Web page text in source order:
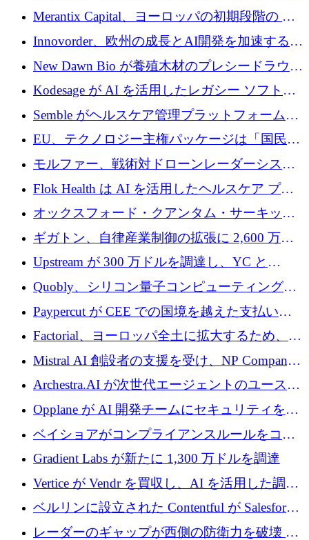
ストラクチャを構築するために 300 万ドルを
Merantix Capital、ヨーロッパの初期段階の AI
スタートアップ向けに 1 億 300 万ユーロのフ
ァンドを立ち上げる
Innovorder、欧州の成長とAI開発を加速するた
めに2,000万ユーロを確保
New Dawn Bio が養殖木材のプレシードラウン
ドで 210 万ユーロを調達
Kodesage が AI を活用したレガシー ソフトウ
ェアの最新化のために 660 万ドルを調達
Semble がヘルスケア管理プラットフォームを
拡大するためにシリーズ C で 3,000 万ポンド
を調達
EU、テクノロジー主権パッケージは「国民の
保護」に関するものだと発言
モルファー、戦術対ドローンレーダーシステ
ムを最前線に近づけるために150万ユーロを調
Flok Health は AI を活用したヘルスケア プラ
ットフォームの成長に 1,250 万ドルを投資
オックスフォード・クアンタム・サーキット
が「成人向け」2億6,000万ポンドの資金調達
ラウンドを獲得
ギガトン、自律産業制御の拡張に 2,600 万ド
ルを調達
Upstream が 300 万ドルを調達し、YC と
Xavier Niel が支援する共同 AI 受信箱を立ち上
げる
Quobly、シリコン量子コンピューティングの
商用化のためにシリーズ A で 1 億 1,500 万ユ
ーロを調達
Paypercut が CEE での国境を越えた支払いを
拡大するために 500 万ユーロを確保
Factorial、ヨーロッパ全土に拡大するため、25
億ドルの評価額で1億5,000万ドルのシリーズD
Mistral AI 創設者の支援を受け、NP Company
がエンジニアリング向け AI を推進するために
600 万ユーロのプレシードを確保
Archestra.AI が次世代エージェントのユースケ
ースを実現するために 1,000 万ドルを調達
Opplane が AI 開発チームにセキュリティをも
たらすために 450 万ユーロを調達
ベイショアがコンプライアンスルールをコー
ド化するために800万ドルを調達
Gradient Labs が新たに 1,300 万ドルを調達
Vertice が Vendr を買収し、AI を活用した調達
インテリジェンス プラットフォームを構築
ベルリンに設立された Contentful が Salesforce
に買収される
レーダーのギャップが西側の防衛力を破壊 —